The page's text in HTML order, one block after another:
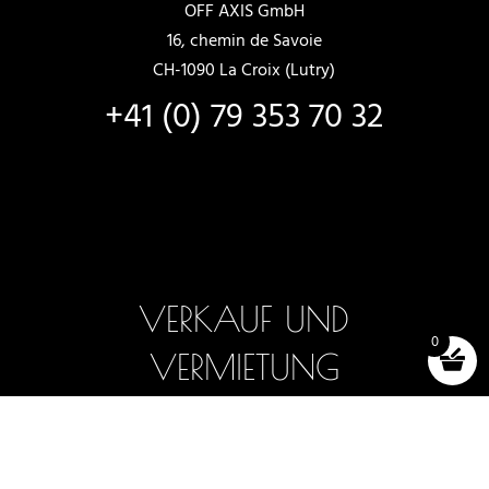
OFF AXIS GmbH
16, chemin de Savoie
CH-1090 La Croix (Lutry)
+41 (0) 79 353 70 32
VERKAUF UND
VERMIETUNG
0